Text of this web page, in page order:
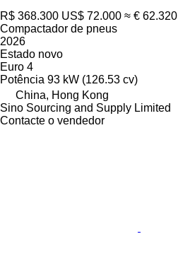
R$ 368.300 US$ 72.000 ≈ € 62.320
Compactador de pneus
2026
Estado novo
Euro 4
Potência 93 kW (126.53 cv)
China, Hong Kong
Sino Sourcing and Supply Limited
Contacte o vendedor